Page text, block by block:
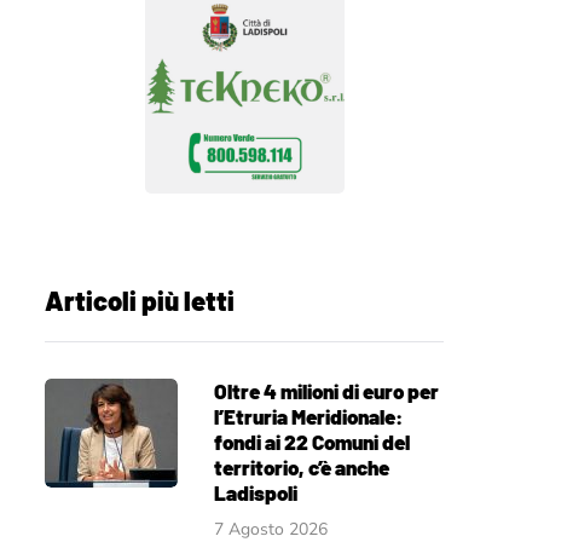
Articoli più letti
Oltre 4 milioni di euro per
l’Etruria Meridionale:
fondi ai 22 Comuni del
territorio, c’è anche
Ladispoli
7 Agosto 2026